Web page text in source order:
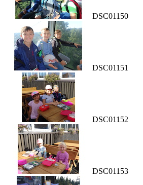
DSC01150
DSC01151
DSC01152
DSC01153